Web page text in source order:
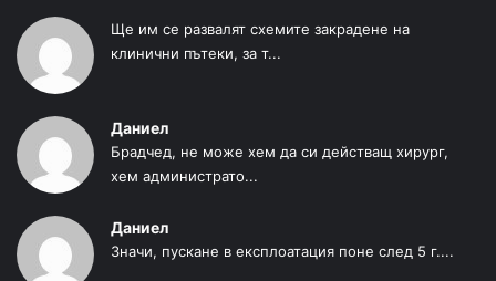
Ще им се развалят схемите закрадене на
клинични пътеки, за т...
Даниел
Брадчед, не може хем да си действащ хирург,
хем администрато...
Даниел
Значи, пускане в експлоатация поне след 5 г....